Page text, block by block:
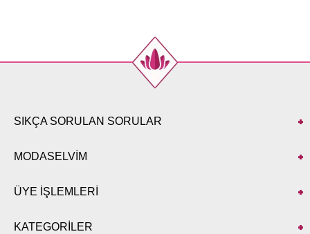
SIKÇA SORULAN SORULAR
MODASELVİM
ÜYE İŞLEMLERİ
KATEGORİLER